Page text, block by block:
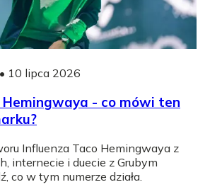
• 10 lipca 2026
Hemingwaya - co mówi ten
Influenza Taco Hemingwaya z
internecie i duecie z Grubym
co w tym numerze działa.